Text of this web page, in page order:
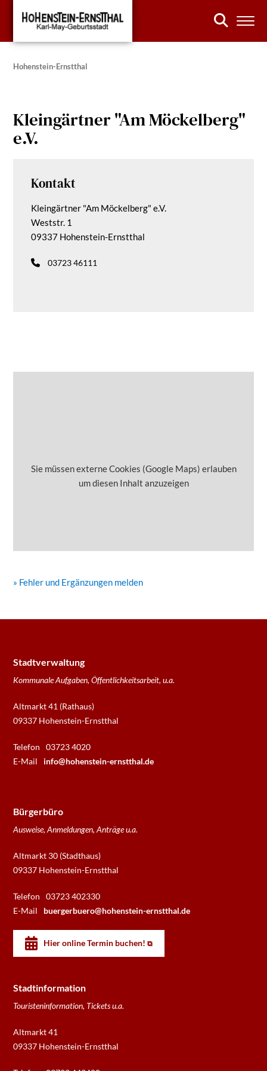
Hohenstein-Ernstthal
Kleingärtner "Am Möckelberg"
e.V.
Kontakt
Kleingärtner "Am Möckelberg" e.V.
Weststr. 1
09337 Hohenstein-Ernstthal
03723 46111
Sie müssen externe Cookies (Google Maps) erlauben
um diesen Inhalt anzuzeigen
» Fehler und Ergänzungen melden
Stadtverwaltung
Kommunale Aufgaben, Öffentlichkeitsarbeit, u.a.
Altmarkt 41 (Rathaus)
09337 Hohenstein-Ernstthal
Telefon
03723 4020
E-Mail
info@hohenstein-ernstthal.de
Bürgerbüro
Ausweise, Anmeldungen, Anträge u.a.
Altmarkt 30 (Stadthaus)
09337 Hohenstein-Ernstthal
Telefon
03723 402330
E-Mail
buergerbuero@hohenstein-ernstthal.de
Hier online Termin buchen!
Stadtinformation
Touristeninformation, Tickets u.a.
Altmarkt 41
09337 Hohenstein-Ernstthal